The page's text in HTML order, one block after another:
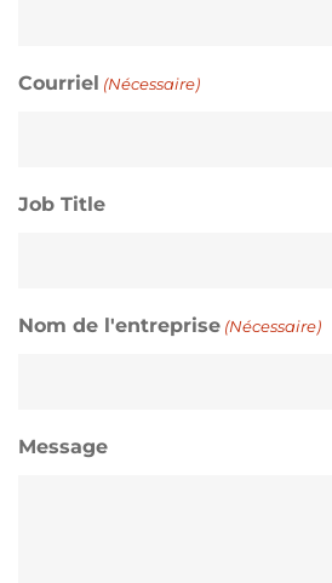
Courriel (Nécessaire)
Job Title
Nom de l'entreprise (Nécessaire)
Message